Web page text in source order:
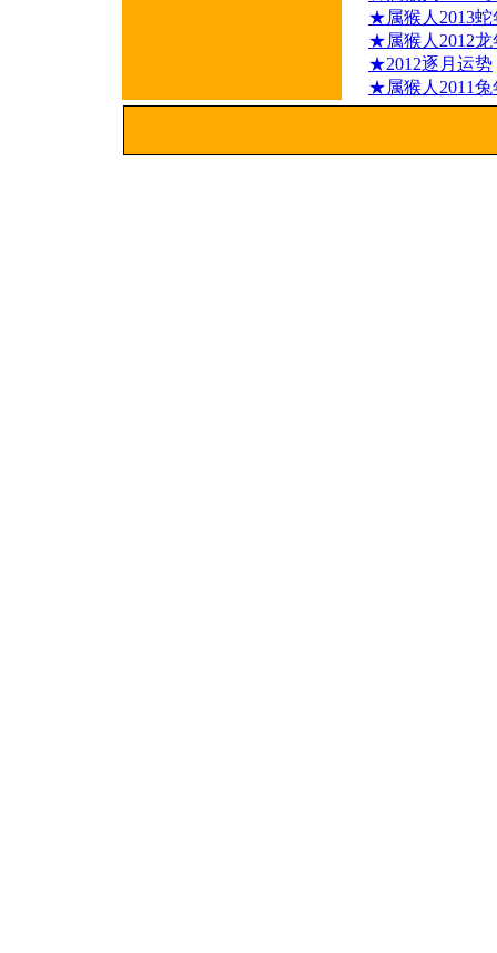
★属猴人2013蛇
★属猴人2012龙
★2012逐月运势
★属猴人2011兔